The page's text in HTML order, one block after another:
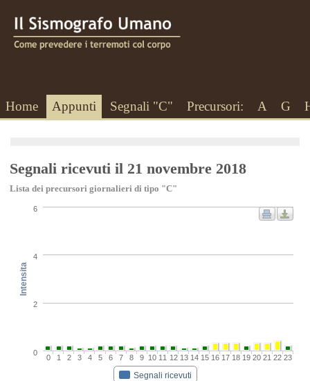
Home Appunti Segnali "C" Precursori: A G
Segnali ricevuti il 21 novembre 2018
Lista dei precursori giornalieri di tipo "C"
Intensita
Segnali ricevuti
0 1 2 3 4 5 6 7 8 9 10 11 12 13 14 15 16 17 18 19 20 21 22 23
0
2
4
6